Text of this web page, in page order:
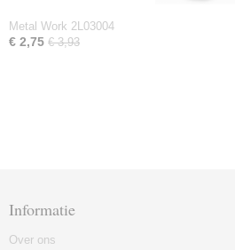
Metal Work 2L03004
€ 2,75 € 3,93
Informatie
Over ons